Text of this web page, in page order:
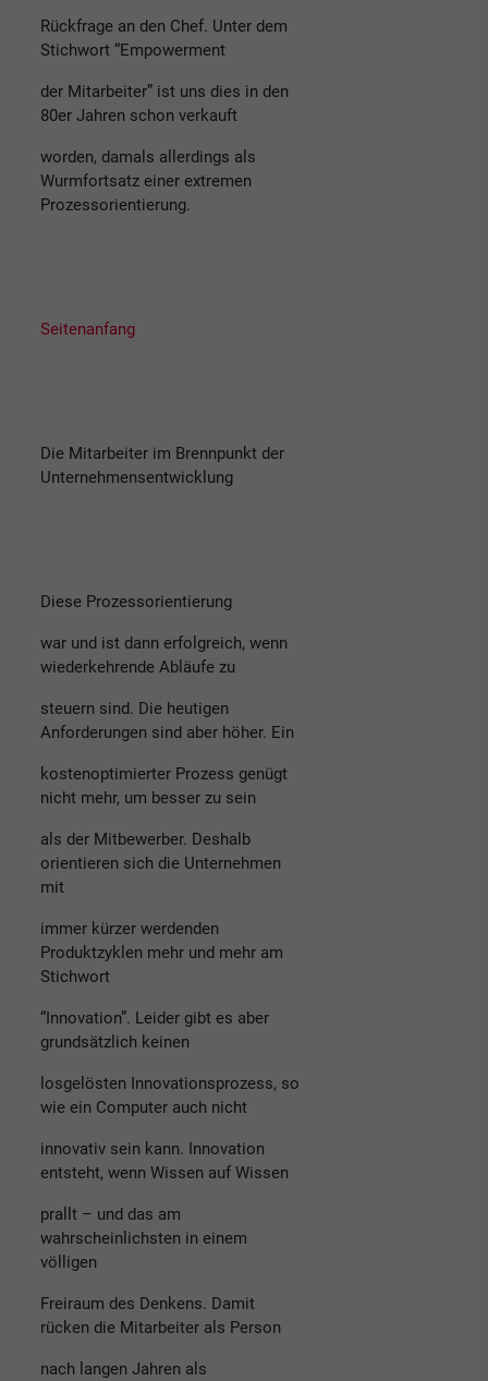
Rückfrage an den Chef. Unter dem
Stichwort “Empowerment
der Mitarbeiter” ist uns dies in den
80er Jahren schon verkauft
worden, damals allerdings als
Wurmfortsatz einer extremen
Prozessorientierung.
Seitenanfang
Die Mitarbeiter im Brennpunkt der
Unternehmensentwicklung
Diese Prozessorientierung
war und ist dann erfolgreich, wenn
wiederkehrende Abläufe zu
steuern sind. Die heutigen
Anforderungen sind aber höher. Ein
kostenoptimierter Prozess genügt
nicht mehr, um besser zu sein
als der Mitbewerber. Deshalb
orientieren sich die Unternehmen
mit
immer kürzer werdenden
Produktzyklen mehr und mehr am
Stichwort
“Innovation”. Leider gibt es aber
grundsätzlich keinen
losgelösten Innovationsprozess, so
wie ein Computer auch nicht
innovativ sein kann. Innovation
entsteht, wenn Wissen auf Wissen
prallt – und das am
wahrscheinlichsten in einem
völligen
Freiraum des Denkens. Damit
rücken die Mitarbeiter als Person
nach langen Jahren als